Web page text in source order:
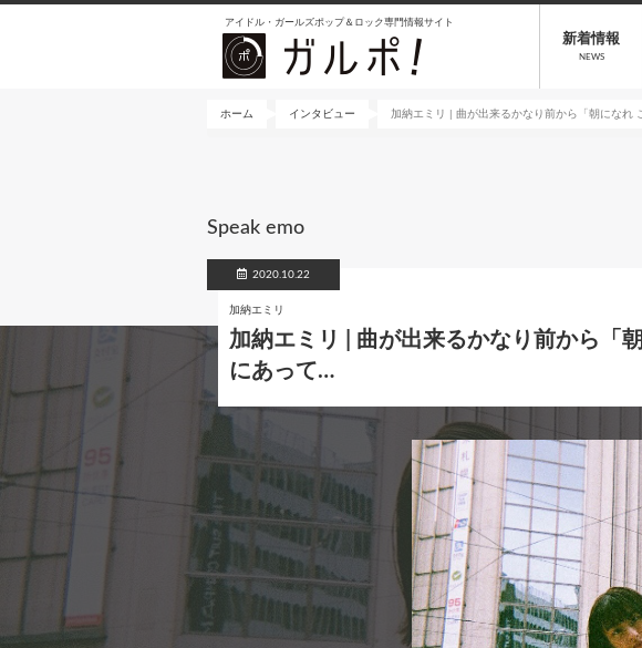
アイドル・ガールズポップ＆ロック専門情報サイト
新着情報
NEWS
ホーム インタビュー 加納エミリ | 曲が出来るかなり前から「朝になれ
Speak emo
2020.10.22
加納エミリ
加納エミリ | 曲が出来るかなり前から「
にあって…